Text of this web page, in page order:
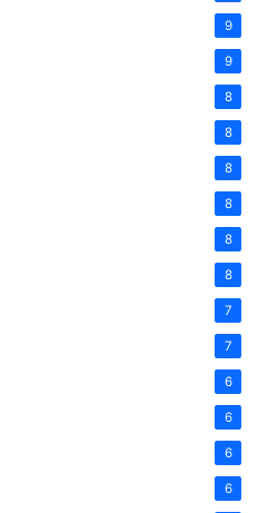
9
9
8
8
8
8
8
8
7
7
6
6
6
6